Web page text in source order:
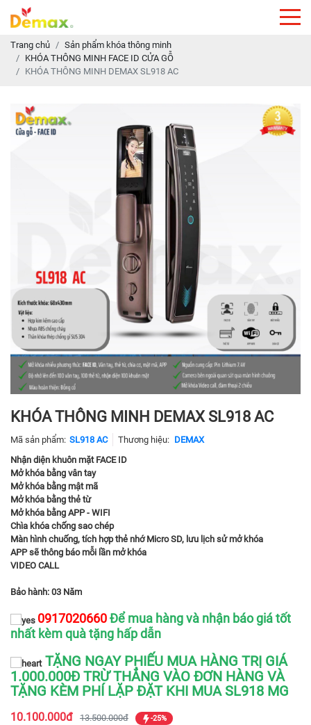
Trang chủ
Sản phẩm khóa thông minh
KHÓA THÔNG MINH FACE ID CỬA GỖ
KHÓA THÔNG MINH DEMAX SL918 AC
KHÓA THÔNG MINH DEMAX SL918 AC
Mã sản phẩm: SL918 AC Thương hiệu: DEMAX
Nhận diện khuôn mặt FACE ID
Mở khóa bằng vân tay
Mở khóa bằng mật mã
Mở khóa bằng thẻ từ
Mở khóa bằng APP - WIFI
Chìa khóa chống sao chép
Màn hình chuống, tích hợp thẻ nhớ Micro SD, lưu lịch sử mở khóa
APP sẽ thông báo mỗi lần mở khóa
VIDEO CALL
Bảo hành: 03 Năm
0917020660Để mua hàng và nhận báo giá tốt
nhất kèm quà tặng hấp dẫn
TẶNG NGAY PHIẾU MUA HÀNG TRỊ GIÁ
1.000.000Đ TRỪ THẲNG VÀO ĐƠN HÀNG VÀ
TẶNG KÈM PHÍ LẶP ĐẶT KHI MUA SL918 MG
10.100.000đ 13.500.000đ -25%